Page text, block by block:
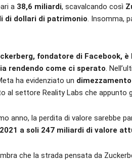
a 38,6 miliardi, scavalcando così
di dollari di patrimonio. Insomma,
fondatore di Facebook, è
rendendo come ci sperato.
ha evidenziato un
al settore Reality Labs che
anno, la perdita di valore sarebbe
a soli 247 miliardi di valore
che la strada pensata da